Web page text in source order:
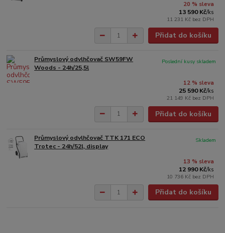
20 % sleva
13 590 Kč/ks
11 231 Kč bez DPH
Přidat do košíku
Průmyslový odvlhčovač SW59FW
Woods - 24h/25,5l
12 % sleva
25 590 Kč/ks
21 149 Kč bez DPH
Poslední kusy skladem
Přidat do košíku
Průmyslový odvlhčovač TTK 171 ECO
Trotec - 24h/52l, display
13 % sleva
12 990 Kč/ks
10 736 Kč bez DPH
Skladem
Přidat do košíku